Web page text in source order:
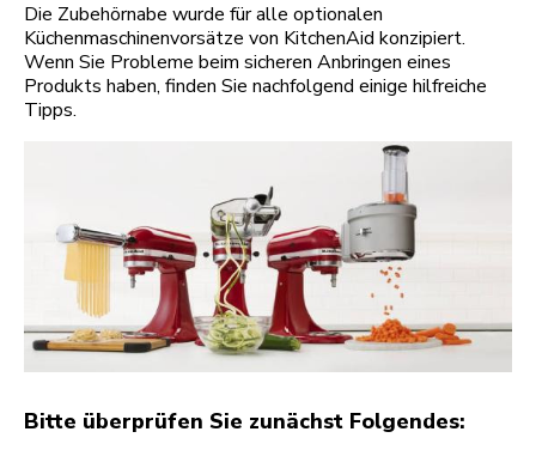
Die Zubehörnabe wurde für alle optionalen
Küchenmaschinenvorsätze von KitchenAid konzipiert.
Wenn Sie Probleme beim sicheren Anbringen eines
Produkts haben, finden Sie nachfolgend einige hilfreiche
Tipps.
Bitte überprüfen Sie zunächst Folgendes: